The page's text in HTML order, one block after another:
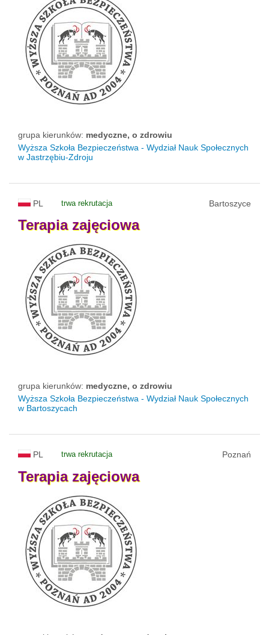
grupa kierunków: medyczne, o zdrowiu
Wyższa Szkoła Bezpieczeństwa - Wydział Nauk Społecznych
w Jastrzębiu-Zdroju
PL trwa rekrutacja Bartoszyce
Terapia zajęciowa
grupa kierunków: medyczne, o zdrowiu
Wyższa Szkoła Bezpieczeństwa - Wydział Nauk Społecznych
w Bartoszycach
PL trwa rekrutacja Poznań
Terapia zajęciowa